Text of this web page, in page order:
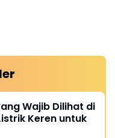
Wajib Dilihat di
Keren untuk